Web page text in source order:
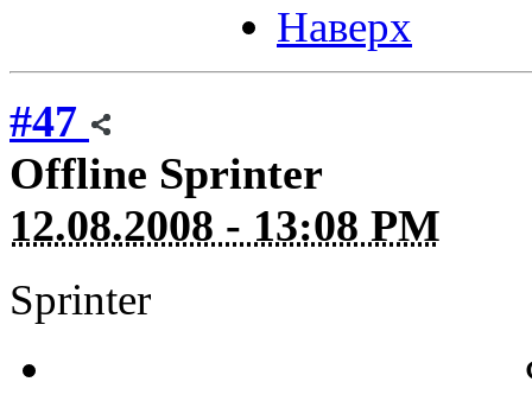
Наверх
#47
Offline Sprinter
12.08.2008 - 13:08 PM
Sprinter